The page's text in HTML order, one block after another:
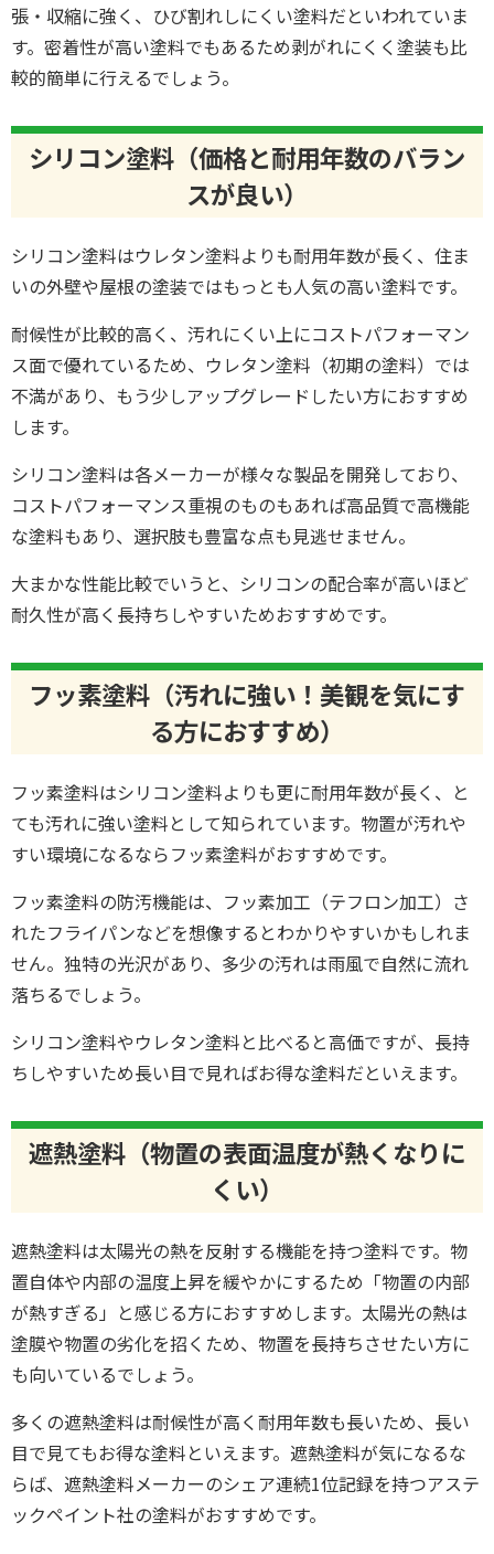
張・収縮に強く、ひび割れしにくい塗料だといわれていま
す。密着性が高い塗料でもあるため剥がれにくく塗装も比
較的簡単に行えるでしょう。
シリコン塗料（価格と耐用年数のバラン
スが良い）
シリコン塗料はウレタン塗料よりも耐用年数が長く、住ま
いの外壁や屋根の塗装ではもっとも人気の高い塗料です。
耐候性が比較的高く、汚れにくい上にコストパフォーマン
ス面で優れているため、ウレタン塗料（初期の塗料）では
不満があり、もう少しアップグレードしたい方におすすめ
します。
シリコン塗料は各メーカーが様々な製品を開発しており、
コストパフォーマンス重視のものもあれば高品質で高機能
な塗料もあり、選択肢も豊富な点も見逃せません。
大まかな性能比較でいうと、シリコンの配合率が高いほど
耐久性が高く長持ちしやすいためおすすめです。
フッ素塗料（汚れに強い！美観を気にす
る方におすすめ）
フッ素塗料はシリコン塗料よりも更に耐用年数が長く、と
ても汚れに強い塗料として知られています。物置が汚れや
すい環境になるならフッ素塗料がおすすめです。
フッ素塗料の防汚機能は、フッ素加工（テフロン加工）さ
れたフライパンなどを想像するとわかりやすいかもしれま
せん。独特の光沢があり、多少の汚れは雨風で自然に流れ
落ちるでしょう。
シリコン塗料やウレタン塗料と比べると高価ですが、長持
ちしやすいため長い目で見ればお得な塗料だといえます。
遮熱塗料（物置の表面温度が熱くなりに
くい）
遮熱塗料は太陽光の熱を反射する機能を持つ塗料です。物
置自体や内部の温度上昇を緩やかにするため「物置の内部
が熱すぎる」と感じる方におすすめします。太陽光の熱は
塗膜や物置の劣化を招くため、物置を長持ちさせたい方に
も向いているでしょう。
多くの遮熱塗料は耐候性が高く耐用年数も長いため、長い
目で見てもお得な塗料といえます。遮熱塗料が気になるな
らば、遮熱塗料メーカーのシェア連続1位記録を持つアステ
ックペイント社の塗料がおすすめです。